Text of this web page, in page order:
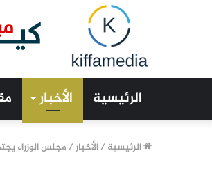
الرئيسية الأخبار
الرئيسية /الأخبار/ مجلس الوزراء